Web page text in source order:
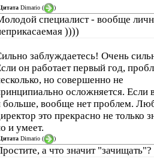
Dimario ( )
специалист - вообще
))))
заблуждаетесь! Очень
он работает первый год,
но совершенно не
осложняется. Если
больше, вообще нет проблем.
это прекрасно не только
и умеет.
Dimario ( )
а что значит